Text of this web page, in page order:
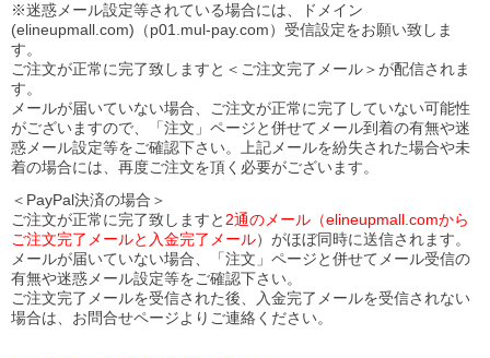
※迷惑メール設定等されている場合には、ドメイン
(elineupmall.com)（p01.mul-pay.com）受信設定をお願い致しま
す。
ご注文が正常に完了致しますと＜ご注文完了メール＞が配信されま
す。
メールが届いていない場合、ご注文が正常に完了していない可能性
がございますので、「注文」ページと併せてメール到着の有無や迷
惑メール設定等をご確認下さい。
上記メールを紛失された場合や未
着の場合には、再度ご注文を頂く必要がございます。
＜PayPal決済の場合＞
ご注文が正常に完了致しますと 2通のメール（elineupmall.comから
ご注文完了メールと入金完了メール）がほぼ同時に送信されます。
メールが届いていない場合、「注文」ページと併せてメール受信の
有無や迷惑メール設定等をご確認下さい。
ご注文完了メールを受信された後、入金完了メールを受信されない
場合は、お問合せページよりご連絡ください。